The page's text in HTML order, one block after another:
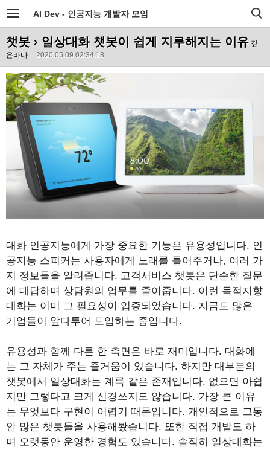
AI Dev - 인공지능 개발자 모임
챗봇 › 일상대화 챗봇이 쉽게 지루해지는 이유 깊
은바다
2020.05.09 02:34:18
대화 인공지능에게 가장 중요한 기능은 유용성입니다. 인
공지능 스피커는 사용자에게 노래를 틀어주거나, 여러 가
지 정보들을 알려줍니다. 고객서비스 챗봇은 단순한 질문
에 대답하며 상담원의 업무를 줄여줍니다. 이런 목적지향
대화는 이미 그 필요성이 입증되었습니다. 지금도 많은
기업들이 앞다투어 도입하는 중입니다.
유용성과 함께 다른 한 측면은 바로 재미입니다. 대화에
는 그 자체가 주는 즐거움이 있습니다. 하지만 대부분의
챗봇에서 일상대화는 계륵 같은 존재입니다. 없으면 아쉽
지만 그렇다고 크게 신경쓰지도 않습니다. 가장 큰 이유
는 무엇보다 구현이 어렵기 때문입니다. 개인적으로 그동
안 많은 챗봇들을 사용해봤습니다. 또한 직접 개발도 하
며 오랫동안 운영한 경험도 있습니다. 솔직히 일상대화는